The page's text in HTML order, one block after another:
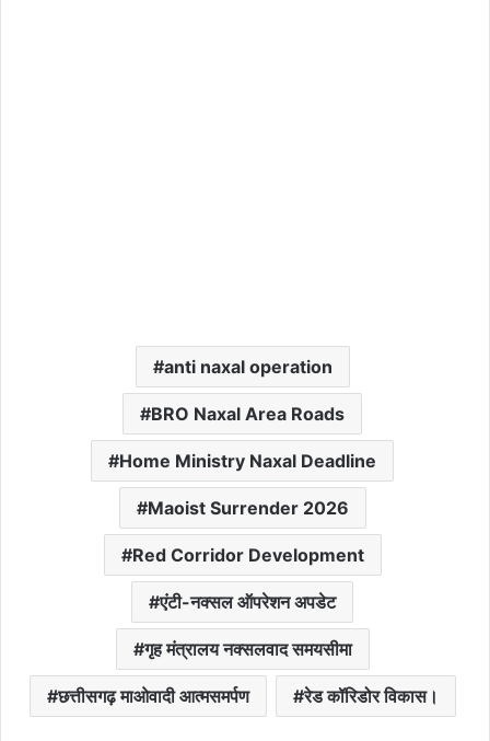
anti naxal operation
BRO Naxal Area Roads
Home Ministry Naxal Deadline
Maoist Surrender 2026
Red Corridor Development
एंटी-नक्सल ऑपरेशन अपडेट
गृह मंत्रालय नक्सलवाद समयसीमा
छत्तीसगढ़ माओवादी आत्मसमर्पण रेड कॉरिडोर विकास।